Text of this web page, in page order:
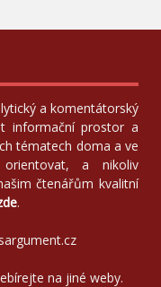
a komentátorský
informační prostor a
tématech doma a ve
a nikoliv
čtenářům kvalitní
.
na jiné weby.